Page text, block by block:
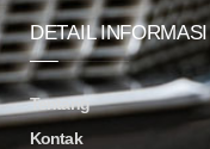
DETAIL INFORMASI
Tentang
Kontak